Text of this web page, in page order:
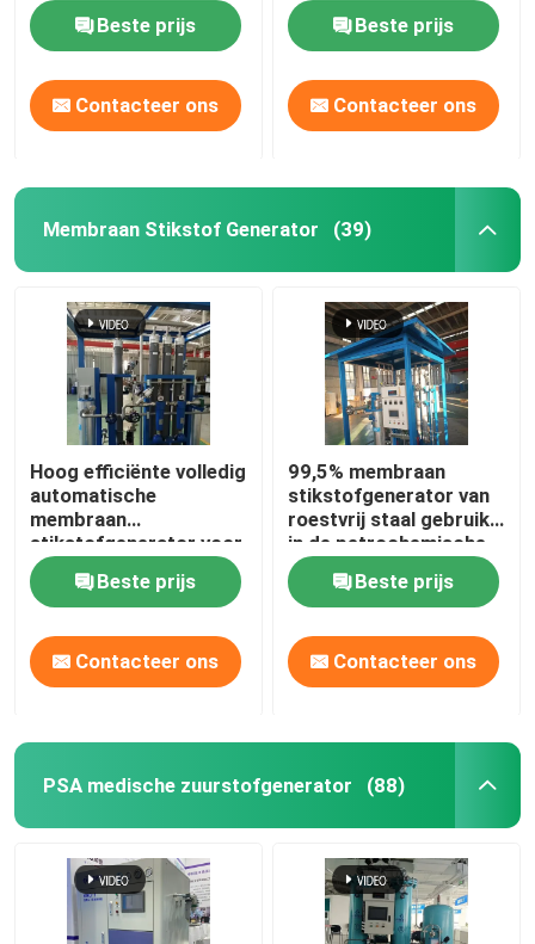
Beste prijs
Contacteer ons
Beste prijs
Contacteer ons
Membraan Stikstof Generator (39)
Hoog efficiënte volledig
automatische
membraan
stikstofgenerator voor
petrochemie
Beste prijs
Contacteer ons
99,5% membraan
stikstofgenerator van
roestvrij staal gebruikt
in de petrochemische
industrie
Beste prijs
Contacteer ons
PSA medische zuurstofgenerator (88)